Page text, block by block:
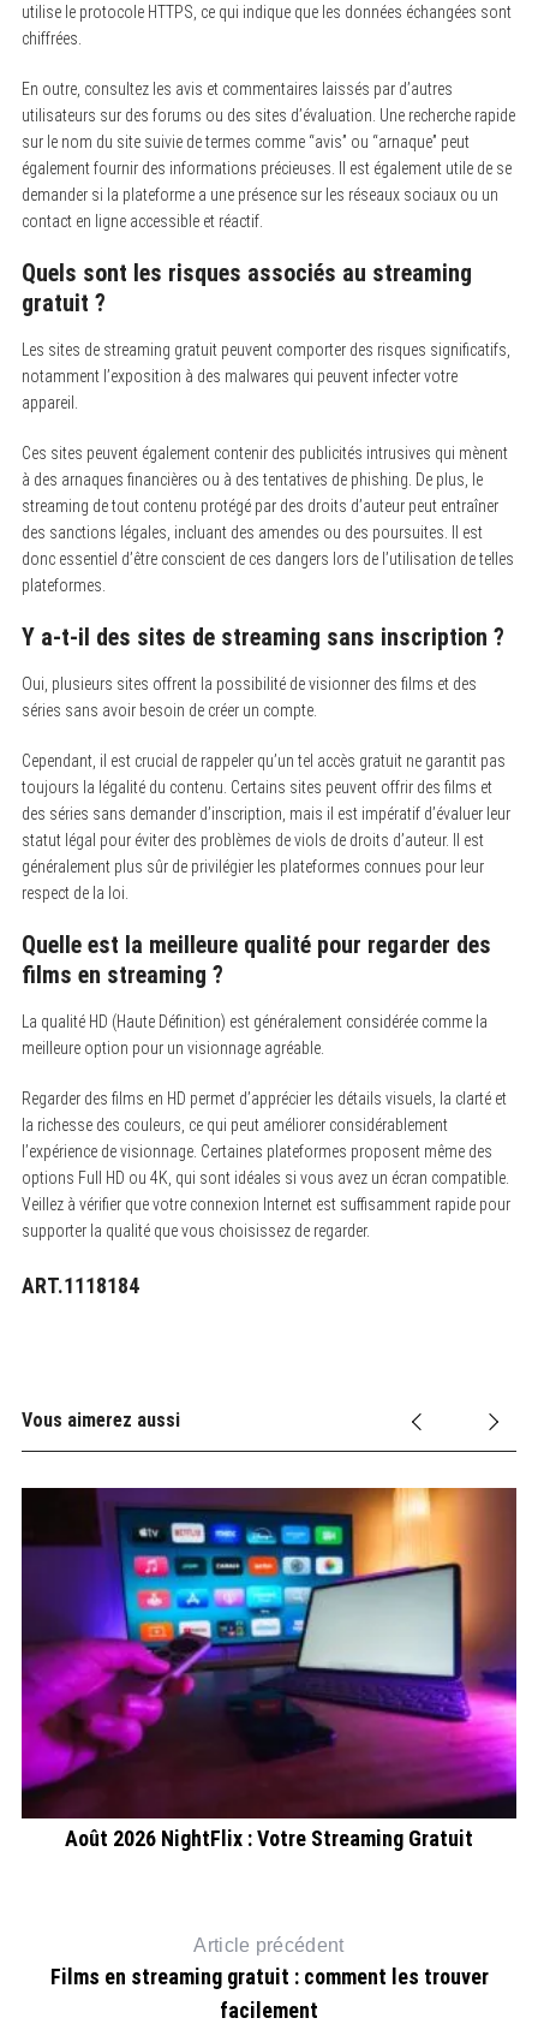
utilise le protocole HTTPS, ce qui indique que les données échangées sont
chiffrées.
En outre, consultez les avis et commentaires laissés par d’autres
utilisateurs sur des forums ou des sites d’évaluation. Une recherche rapide
sur le nom du site suivie de termes comme “avis” ou “arnaque” peut
également fournir des informations précieuses. Il est également utile de se
demander si la plateforme a une présence sur les réseaux sociaux ou un
contact en ligne accessible et réactif.
Quels sont les risques associés au streaming
gratuit ?
Les sites de streaming gratuit peuvent comporter des risques significatifs,
notamment l’exposition à des malwares qui peuvent infecter votre
appareil.
Ces sites peuvent également contenir des publicités intrusives qui mènent
à des arnaques financières ou à des tentatives de phishing. De plus, le
streaming de tout contenu protégé par des droits d’auteur peut entraîner
des sanctions légales, incluant des amendes ou des poursuites. Il est
donc essentiel d’être conscient de ces dangers lors de l’utilisation de telles
plateformes.
Y a-t-il des sites de streaming sans inscription ?
Oui, plusieurs sites offrent la possibilité de visionner des films et des
séries sans avoir besoin de créer un compte.
Cependant, il est crucial de rappeler qu’un tel accès gratuit ne garantit pas
toujours la légalité du contenu. Certains sites peuvent offrir des films et
des séries sans demander d’inscription, mais il est impératif d’évaluer leur
statut légal pour éviter des problèmes de viols de droits d’auteur. Il est
généralement plus sûr de privilégier les plateformes connues pour leur
respect de la loi.
Quelle est la meilleure qualité pour regarder des
films en streaming ?
La qualité HD (Haute Définition) est généralement considérée comme la
meilleure option pour un visionnage agréable.
Regarder des films en HD permet d’apprécier les détails visuels, la clarté et
la richesse des couleurs, ce qui peut améliorer considérablement
l’expérience de visionnage. Certaines plateformes proposent même des
options Full HD ou 4K, qui sont idéales si vous avez un écran compatible.
Veillez à vérifier que votre connexion Internet est suffisamment rapide pour
supporter la qualité que vous choisissez de regarder.
ART.1118184
Vous aimerez aussi
Août 2026 NightFlix : Votre Streaming Gratuit
Article précédent
Films en streaming gratuit : comment les trouver
facilement